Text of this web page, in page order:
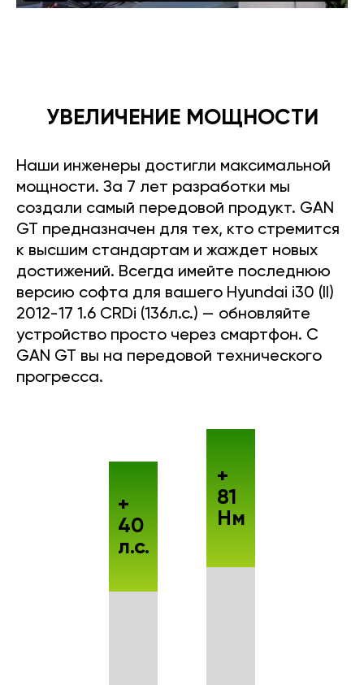
УВЕЛИЧЕНИЕ МОЩНОСТИ
Наши инженеры достигли максимальной
мощности. За 7 лет разработки мы
создали самый передовой продукт. GAN
GT предназначен для тех, кто стремится
к высшим стандартам и жаждет новых
достижений. Всегда имейте последнюю
версию софта для вашего Hyundai i30 (II)
2012-17 1.6 CRDi (136л.с.) — обновляйте
устройство просто через смартфон. С
GAN GT вы на передовой технического
прогресса.
+
40
л.с.
+
81
Нм